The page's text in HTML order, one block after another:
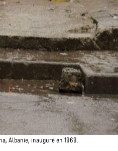
Albanie, inauguré en 1969.